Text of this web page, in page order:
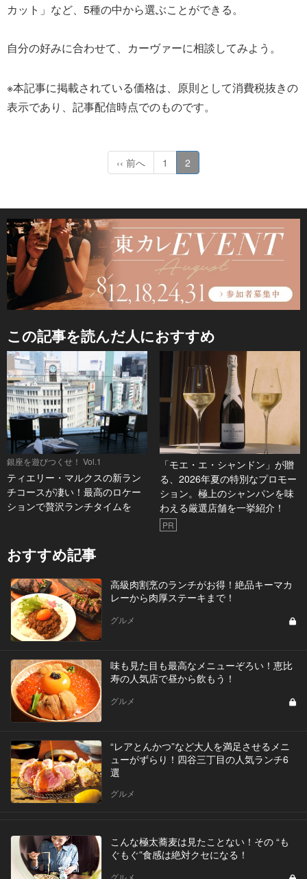
カット」など、5種の中から選ぶことができる。
自分の好みに合わせて、カーヴァーに相談してみよう。
※本記事に掲載されている価格は、原則として消費税抜きの
表示であり、記事配信時点でのものです。
‹‹ 前へ 1 2
この記事を読んだ人におすすめ
銀座を遊びつくせ！ Vol.1
ティエリー・マルクスの新ラン
チコースが凄い！最高のロケー
ションで贅沢ランチタイムを
「モエ・エ・シャンドン」が贈
る、2026年夏の特別なプロモー
ション。極上のシャンパンを味
わえる厳選店舗を一挙紹介！
PR
おすすめ記事
高級肉割烹のランチがお得！絶品キーマカ
レーから肉厚ステーキまで！
グルメ
味も見た目も最高なメニューぞろい！恵比
寿の人気店で昼から飲もう！
グルメ
“レアとんかつ”など大人を満足させるメニ
ューがずらり！四谷三丁目の人気ランチ6
選
グルメ
こんな極太蕎麦は見たことない！その “も
ぐもぐ”食感は絶対クセになる！
グルメ